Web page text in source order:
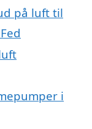
på luft til
i